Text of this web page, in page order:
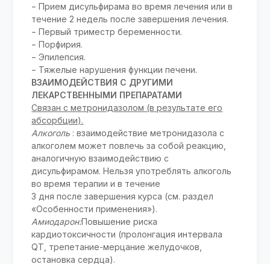
− Прием дисульфирама во время лечения или в
течение 2 недель после завершения лечения.
− Первый триместр беременности.
− Порфирия.
− Эпилепсия.
− Тяжелые нарушения функции печени.
ВЗАИМОДЕЙСТВИЯ С ДРУГИМИ
ЛЕКАРСТВЕННЫМИ ПРЕПАРАТАМИ
Связан с метронидазолом (в результате его
абсорбции).
Алкоголь : взаимодействие метронидазола с
алкоголем может повлечь за собой реакцию,
аналогичную взаимодействию с
дисульфирамом. Нельзя употреблять алкоголь
во время терапии и в течение
3 дня после завершения курса (см. раздел
«Особенности применения»).
Амиодарон:Повышение риска
кардиотоксичности (пролонгация интервала
QT, трепетание-мерцание желудочков,
остановка сердца).